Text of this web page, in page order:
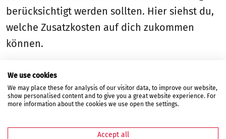
berücksichtigt werden sollten. Hier siehst du,
welche Zusatzkosten auf dich zukommen
können.
Entfernung und Entsorgung der alten Tür
ca. 50 – 200 Euro
Zusätzliche Dämmung oder Abdichtung
We use cookies
We may place these for analysis of our visitor data, to improve our website,
show personalised content and to give you a great website experience. For
more information about the cookies we use open the settings.
Accept all